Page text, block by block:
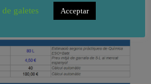
galetes
Acceptar